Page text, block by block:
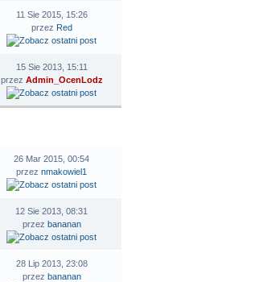
11 Sie 2015, 15:26
przez Red
15 Sie 2013, 15:11
przez Admin_OcenLodz
26 Mar 2015, 00:54
przez nmakowiel1
12 Sie 2013, 08:31
przez bananan
28 Lip 2013, 23:08
przez bananan